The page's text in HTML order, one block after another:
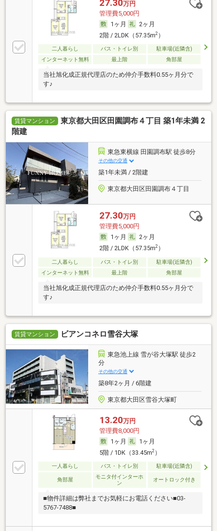
27.30万円
管理費5,000円
1ヶ月
2ヶ月
2階 / 2LDK（57.35m2）
二人暮らし バス・トイレ別
駐車場(近隣含)
インターネット無料
最上階 角部屋
当社旭化成正規代理店のため仲介手数料0.55ヶ月分で
す♪
賃貸マンション
東京都大田区田園調布４丁目 築1年未満 2
階建
東急東横線 田園調布駅 徒歩8分
その他の交通
築1年未満 / 2階建
東京都大田区田園調布４丁目
27.30万円
管理費5,000円
1ヶ月
2ヶ月
2階 / 2LDK（57.35m2）
二人暮らし バス・トイレ別
駐車場(近隣含)
インターネット無料
最上階 角部屋
当社旭化成正規代理店のため仲介手数料0.55ヶ月分で
す♪
賃貸マンション ビアンコネロ雪谷大塚
東急池上線 雪が谷大塚駅 徒歩2
分
その他の交通
築8年2ヶ月 / 6階建
東京都大田区雪谷大塚町
13.20万円
管理費8,000円
1ヶ月
1ヶ月
5階 / 1DK（33.45m2）
一人暮らし バス・トイレ別 駐車場(近隣含)
角部屋
モニタ付インターホ
ン
オートロック付き
■物件詳細は弊社までお気軽にお電話ください■03-
5767-7488■